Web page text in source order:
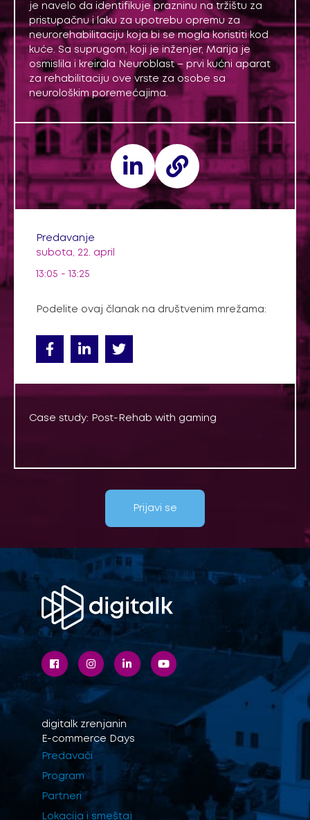
je navelo da identifikuje prazninu na tržištu za
pristupačnu i laku za upotrebu opremu za
neurorehabilitaciju koja bi se mogla koristiti kod
kuće. Sa suprugom, koji je inženjer, Marija je
osmislila i kreirala Neuroblast – prvi kućni aparat
za rehabilitaciju ove vrste za osobe sa
neurološkim poremećajima.
Predavanje
subota, 22. april
13:05 - 13:25
Podelite ovaj članak na društvenim mrežama:
Case study: Post-Rehab with gaming
Prijavi se
digitalk zrenjanin
E-commerce Days
Predavači
Program
Partneri
Lokacija i smeštaj